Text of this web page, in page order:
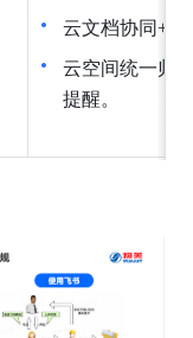
云文档协同+
云空间统一归
提醒。